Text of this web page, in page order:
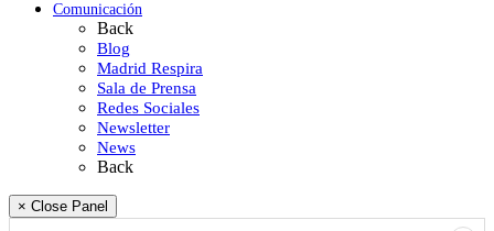
Comunicación
Back
Blog
Madrid Respira
Sala de Prensa
Redes Sociales
Newsletter
News
Back
× Close Panel